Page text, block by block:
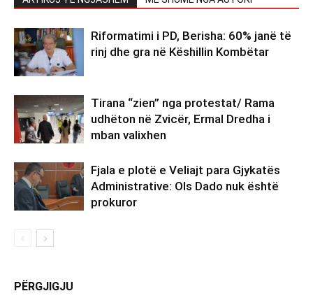
Riformatimi i PD, Berisha: 60% janë të
rinj dhe gra në Këshillin Kombëtar
Tirana “zien” nga protestat/ Rama
udhëton në Zvicër, Ermal Dredha i
mban valixhen
Fjala e plotë e Veliajt para Gjykatës
Administrative: Ols Dado nuk është
prokuror
PËRGJIGJU